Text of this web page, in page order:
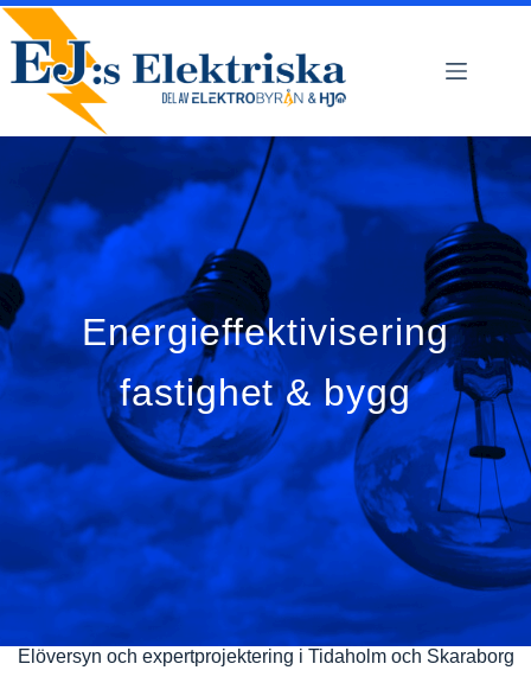
Hoppa
till
innehåll
Energieffektivisering
fastighet & bygg
Elöversyn och expertprojektering i Tidaholm och Skaraborg